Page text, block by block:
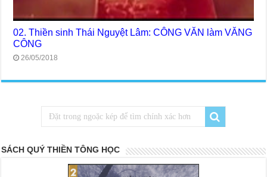
02. Thiền sinh Thái Nguyệt Lâm: CÔNG VĂN làm VĂNG
CÔNG
26/05/2018
SÁCH QUÝ THIỀN TÔNG HỌC